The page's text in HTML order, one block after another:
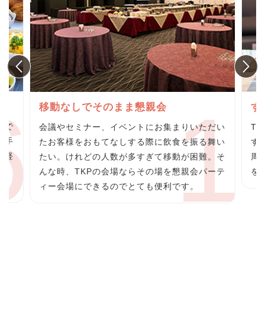
で
手
軽
移動なしでそのまま懇親会
会議やセミナー、イベントにお集まりいただい
たお客様をおもてなしする際に飲食を振る舞い
たい。けれどの人数が多すぎて移動が困難。そ
んな時、TKPの会場ならその場を懇親会パーテ
ィー会場にできるのでとても便利です。
す
す
周
を